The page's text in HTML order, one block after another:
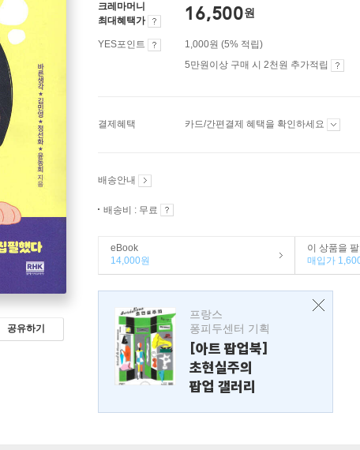
공유하기
크레마머니
최대혜택가
16,500원
YES포인트
1,000원 (5% 적립)
5만원이상 구매 시 2천원 추가적립
결제혜택 카드/간편결제 혜택을 확인하세요
배송안내
배송비 : 무료
eBook
14,000원
이 상품을 팔
매입가
프랑스
퐁피두센터 기획
[아트 팝업북]
초현실주의
팝업 갤러리